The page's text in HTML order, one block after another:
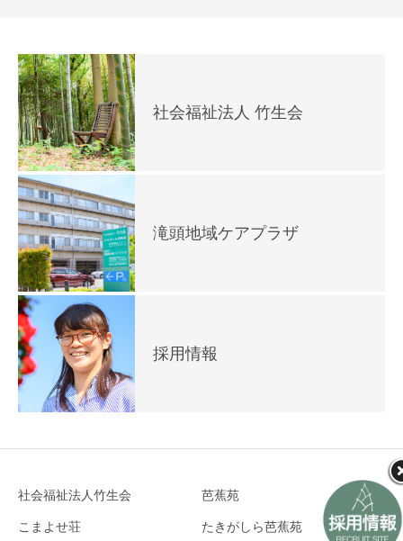
社会福祉法人 竹生会
滝頭地域ケアプラザ
採用情報
社会福祉法人竹生会 芭蕉苑
こまよせ荘 たきがしら芭蕉苑